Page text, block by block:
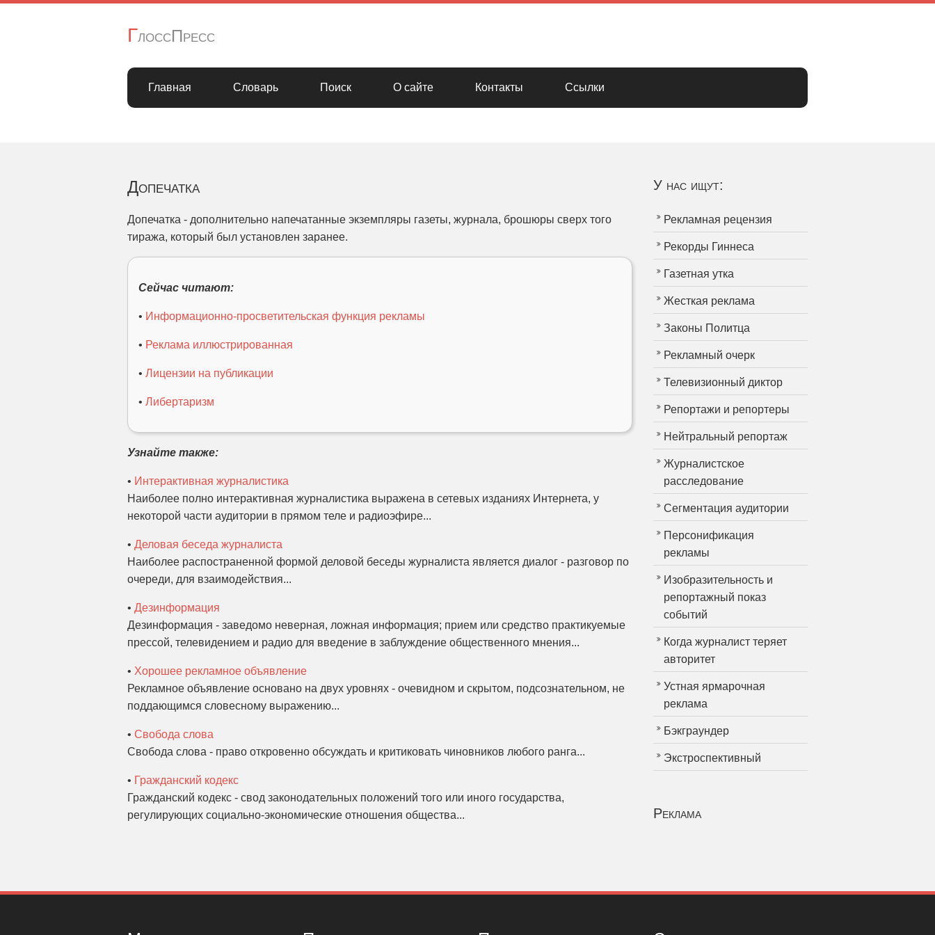
ГлоссПресс
Главная Словарь Поиск О сайте Контакты Ссылки
Допечатка
Допечатка - дополнительно напечатанные экземпляры газеты, журнала, брошюры сверх того
тиража, который был установлен заранее.
Сейчас читают:
• Информационно-просветительская функция рекламы
• Реклама иллюстрированная
• Лицензии на публикации
• Либертаризм
Узнайте также:
• Интерактивная журналистика
Наиболее полно интерактивная журналистика выражена в сетевых изданиях Интернета, у
некоторой части аудитории в прямом теле и радиоэфире...
• Деловая беседа журналиста
Наиболее распостраненной формой деловой беседы журналиста является диалог - разговор по
очереди, для взаимодействия...
• Дезинформация
Дезинформация - заведомо неверная, ложная информация; прием или средство практикуемые
прессой, телевидением и радио для введение в заблуждение общественного мнения...
• Хорошее рекламное объявление
Рекламное объявление основано на двух уровнях - очевидном и скрытом, подсознательном, не
поддающимся словесному выражению...
• Свобода слова
Свобода слова - право откровенно обсуждать и критиковать чиновников любого ранга...
• Гражданский кодекс
Гражданский кодекс - свод законодательных положений того или иного государства,
регулирующих социально-экономические отношения общества...
У нас ищут:
Рекламная рецензия
Рекорды Гиннеса
Газетная утка
Жесткая реклама
Законы Политца
Рекламный очерк
Телевизионный диктор
Репортажи и репортеры
Нейтральный репортаж
Журналистское
расследование
Сегментация аудитории
Персонификация
рекламы
Изобразительность и
репортажный показ
событий
Когда журналист теряет
авторитет
Устная ярмарочная
реклама
Бэкграундер
Экстроспективный
Реклама